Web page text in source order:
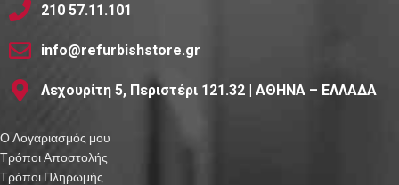
210 57.11.101
info@refurbishstore.gr
Λεχουρίτη 5, Περιστέρι 121.32 | ΑΘΗΝΑ – ΕΛΛΑΔΑ
Ο Λογαριασμός μου
Τρόποι Αποστολής
Τρόποι Πληρωμής